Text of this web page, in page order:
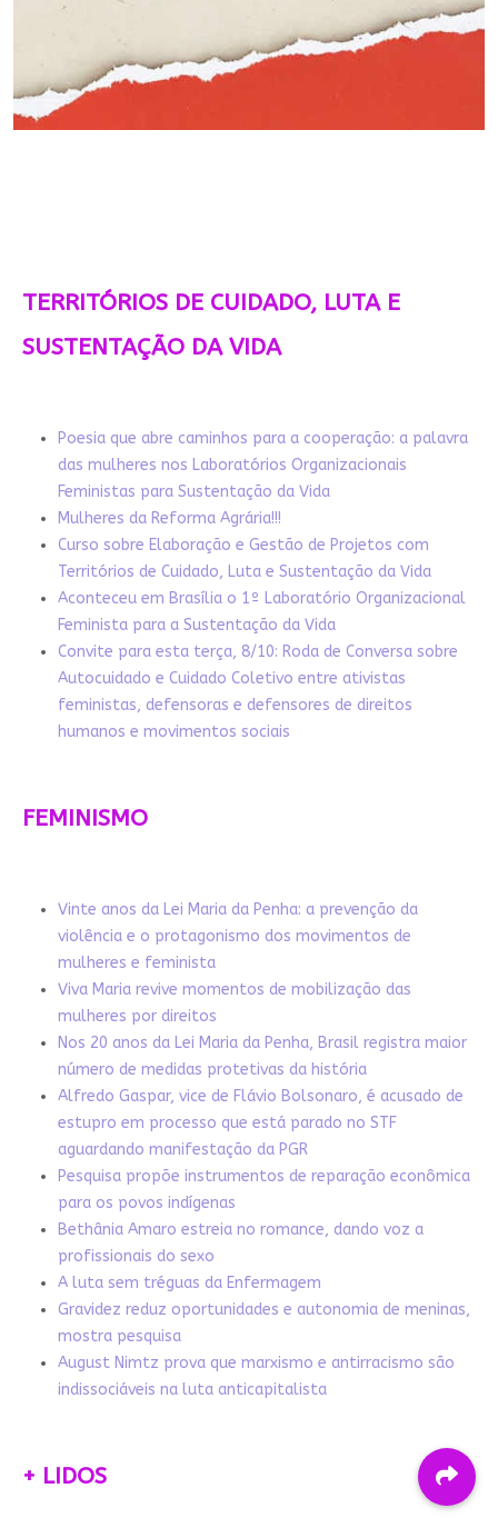
TERRITÓRIOS DE CUIDADO, LUTA E
SUSTENTAÇÃO DA VIDA
Poesia que abre caminhos para a cooperação: a palavra
das mulheres nos Laboratórios Organizacionais
Feministas para Sustentação da Vida
Mulheres da Reforma Agrária!!!
Curso sobre Elaboração e Gestão de Projetos com
Territórios de Cuidado, Luta e Sustentação da Vida
Aconteceu em Brasília o 1º Laboratório Organizacional
Feminista para a Sustentação da Vida
Convite para esta terça, 8/10: Roda de Conversa sobre
Autocuidado e Cuidado Coletivo entre ativistas
feministas, defensoras e defensores de direitos
humanos e movimentos sociais
FEMINISMO
Vinte anos da Lei Maria da Penha: a prevenção da
violência e o protagonismo dos movimentos de
mulheres e feminista
Viva Maria revive momentos de mobilização das
mulheres por direitos
Nos 20 anos da Lei Maria da Penha, Brasil registra maior
número de medidas protetivas da história
Alfredo Gaspar, vice de Flávio Bolsonaro, é acusado de
estupro em processo que está parado no STF
aguardando manifestação da PGR
Pesquisa propõe instrumentos de reparação econômica
para os povos indígenas
Bethânia Amaro estreia no romance, dando voz a
profissionais do sexo
A luta sem tréguas da Enfermagem
Gravidez reduz oportunidades e autonomia de meninas,
mostra pesquisa
August Nimtz prova que marxismo e antirracismo são
indissociáveis na luta anticapitalista
+ LIDOS